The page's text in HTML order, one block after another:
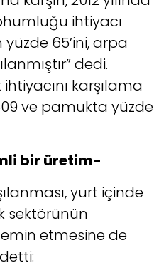
ihtiyacı
65’ini, arpa
dedi.
karşılama
ve pamukta yüzde
bir üretim-
yurt içinde
sektörünün
etmesine de